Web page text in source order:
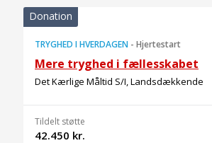
Donation
TRYGHED I HVERDAGEN - Hjertestart
Mere tryghed i fællesskabet
Det Kærlige Måltid S/I, Landsdækkende
Tildelt støtte
42.450 kr.